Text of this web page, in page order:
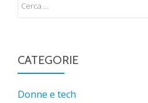
CATEGORIE
Donne e tech